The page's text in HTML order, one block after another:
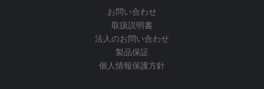
お問い合わせ
取扱説明書
法人のお問い合わせ
製品保証
個人情報保護方針